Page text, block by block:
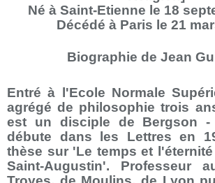
Né à Saint-Etienne le 18
Décédé à Paris le 21
Biographie de Jean
Entré à l'Ecole Normale
agrégé de philosophie trois
est un disciple de Bergson -
débute dans les Lettres en
thèse sur 'Le temps et
Saint-Augustin'. Professeur